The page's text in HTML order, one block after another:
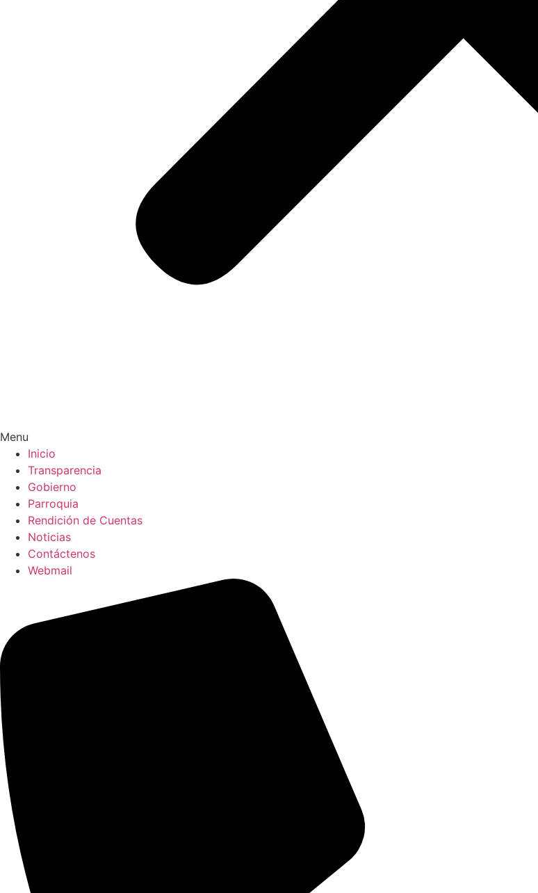
Menu
Inicio
Transparencia
Gobierno
Parroquia
Rendición de Cuentas
Noticias
Contáctenos
Webmail